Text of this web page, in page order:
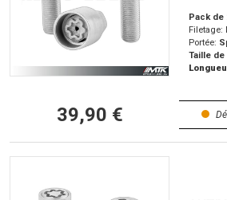
Pack
Filetage:
Portée:
Taille de
39,90 €